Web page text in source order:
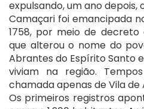
expulsando, um ano depois,
Camaçari foi emancipada
1758, por meio de decreto
que alterou o nome do
Abrantes do Espírito Santo
viviam na região.
chamada apenas de Vila de
Os primeiros registros